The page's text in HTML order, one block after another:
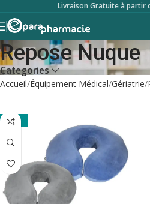
Livraison Gratuite à partir
Repose Nuque
Categories
Accueil Équipement Médical Gériatrie
-15%